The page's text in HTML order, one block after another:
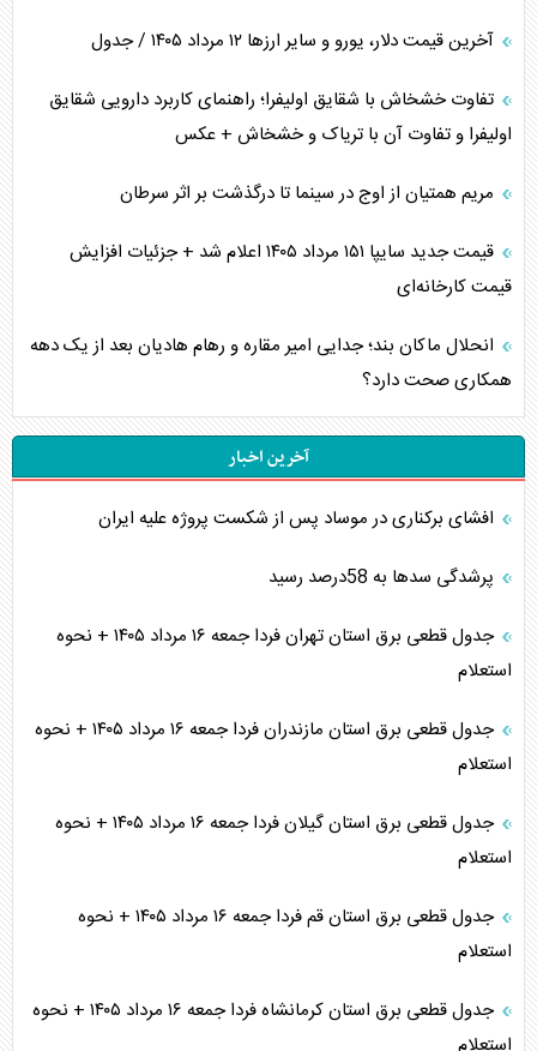
آخرین قیمت دلار، یورو و سایر ارز‌ها ۱۲ مرداد ۱۴۰۵ / جدول
تفاوت خشخاش با شقایق اولیفرا؛ راهنمای کاربرد دارویی شقایق
اولیفرا و تفاوت آن با تریاک و خشخاش + عکس
مریم همتیان از اوج در سینما تا درگذشت بر اثر سرطان
قیمت جدید سایپا ۱۵۱ مرداد ۱۴۰۵ اعلام شد + جزئیات افزایش
قیمت کارخانه‌ای
انحلال ماکان بند؛ جدایی امیر مقاره و رهام هادیان بعد از یک دهه
همکاری صحت دارد؟
آخرین اخبار
افشای برکناری در موساد پس از شکست پروژه علیه ایران
پرشدگی سدها به 58درصد رسید
جدول قطعی برق استان تهران فردا جمعه ۱۶ مرداد ۱۴۰۵ + نحوه
استعلام
جدول قطعی برق استان مازندران فردا جمعه ۱۶ مرداد ۱۴۰۵ + نحوه
استعلام
جدول قطعی برق استان گیلان فردا جمعه ۱۶ مرداد ۱۴۰۵ + نحوه
استعلام
جدول قطعی برق استان قم فردا جمعه ۱۶ مرداد ۱۴۰۵ + نحوه
استعلام
جدول قطعی برق استان کرمانشاه فردا جمعه ۱۶ مرداد ۱۴۰۵ + نحوه